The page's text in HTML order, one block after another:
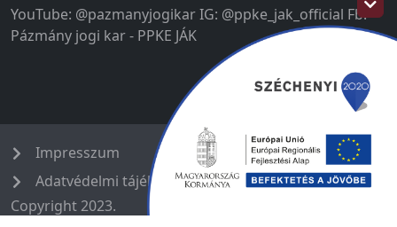
YouTube: @pazmanyjogikar IG: @ppke_jak_official Fb:
Pázmány jogi kar - PPKE JÁK
Impresszum
Adatvédelmi tájékoztató
Copyright 2023.